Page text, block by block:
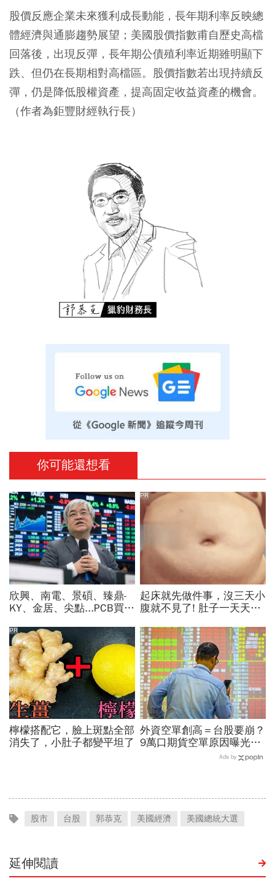
股價反應企業未來獲利成長動能，長年期利率反映總
體經濟與通膨趨勢展望；美國股價指數甫自歷史高檔
回落後，出現反彈，長年期公債殖利率近期雖明顯下
跌、但仍在長期相對高檔區。股價指數若出現持續反
彈，仍是降低股權資產，提高固定收益資產的機會。
（作者為鉅豐財經執行長）
你可能還想看
欣興、南電、景碩、臻鼎-
KY、金居、尖點...PCB買誰
11月末升段首選，V轉反彈
最快
起床就先做件事，沒三天小
腹就不見了! 肚子一天天變
PR
檸檬搭配它，臉上斑點全部
消失了，小肚子都變平坦了
PR
外資空單創高＝台股要崩？
9萬口期貨空單原因曝光！
華邦電、南亞科...老手喊
Ads by
股市 台股 郭恭克 美國經濟 美國總統大選
延伸閱讀